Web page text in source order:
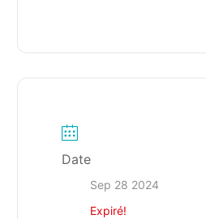
Date
Sep 28 2024
Expiré!